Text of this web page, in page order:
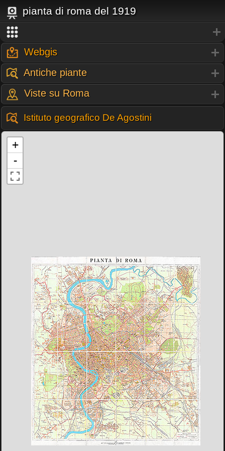
pianta di roma del 1919
Webgis
Antiche piante
Viste su Roma
Istituto geografico De Agostini
+
-